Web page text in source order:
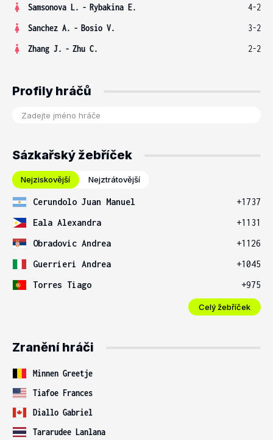
Samsonova L. - Rybakina E.
4-2
Sanchez A. - Bosio V.
3-2
Zhang J. - Zhu C. 2-2
Profily hráčů
Sázkařský žebříček
Nejziskovější Nejztrátovější
Cerundolo Juan Manuel
+1737
Eala Alexandra
+1131
Obradovic Andrea
+1126
Guerrieri Andrea
+1045
Torres Tiago
+975
Celý žebříček
Zranění hráči
Minnen Greetje
Tiafoe Frances
Diallo Gabriel
Tararudee Lanlana